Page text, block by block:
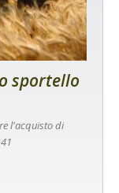
sportello
l'acquisto di